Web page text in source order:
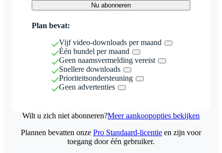
Nu abonneren
Plan bevat:
Vijf video-downloads per maand
Één bundel per maand
Geen naamsvermelding vereist
Snellere downloads
Prioriteitsondersteuning
Geen advertenties
Wilt u zich niet abonneren?Meer aankoopopties bekijken
Plannen bevatten onze Pro Standaard-licentie en zijn voor
toegang door één gebruiker.